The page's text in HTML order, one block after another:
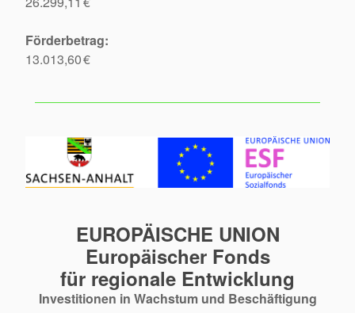
Förderbetrag:
13.013,60 €
EUROPÄISCHE UNION
Europäischer Fonds
für regionale Entwicklung
Investitionen in Wachstum und Beschäftigung